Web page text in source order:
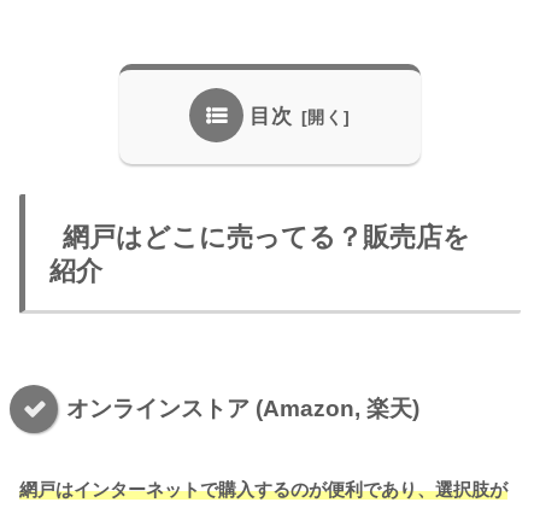
目次
網戸はどこに売ってる？販売店を
紹介
オンラインストア (Amazon, 楽天)
網戸はインターネットで購入するのが便利であり、選択肢が